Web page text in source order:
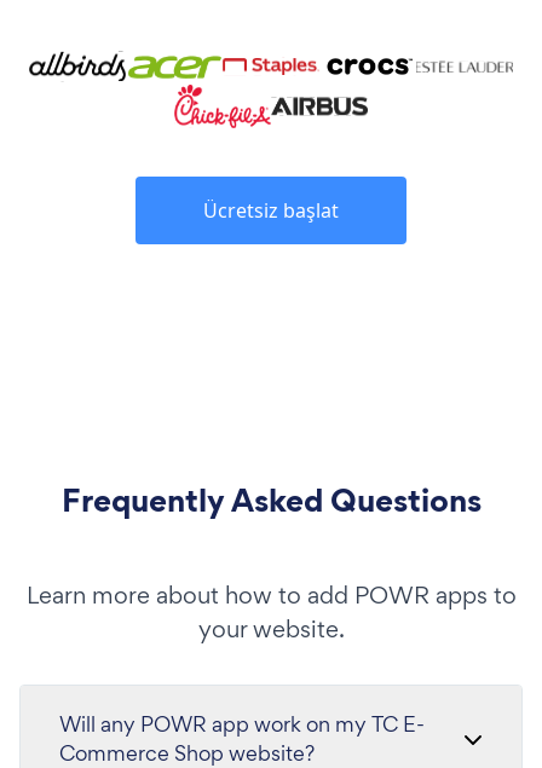
Ücretsiz başlat
Frequently Asked Questions
Learn more about how to add POWR apps to
your website.
Will any POWR app work on my TC E-
Commerce Shop website?